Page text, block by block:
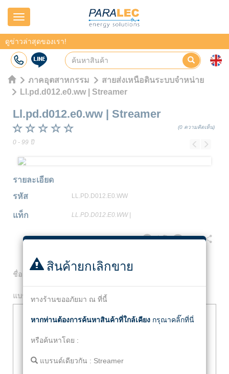
Navigation
ดูข่าวล่าสุดของเรา!
ภาคอุตสาหกรรม
สายส่งเหนือดินระบบจำหน่าย
Ll.pd.d012.e0.ww | Streamer
Ll.pd.d012.e0.ww | Streamer
(0 ความคิดเห็น)
0 - 99 ปี Previous
รายละเอียด
รหัส
LL.PD.D012.E0.WW
แท็ก LL.PD.D012.E0.WW|
Facebook
Twitter
Line
Email
Share
ชื่อ
แบรนด์ Streamer
สินค้ายกเลิกขาย
ทางร้านขออภัยมา ณ ที่นี้
หากท่านต้องการค้นหาสินค้าที่ใกล้เคียง กรุณาคลิ๊กที่นี่
หรือค้นหาโดย :
แบรนด์เดียวกัน : Streamer